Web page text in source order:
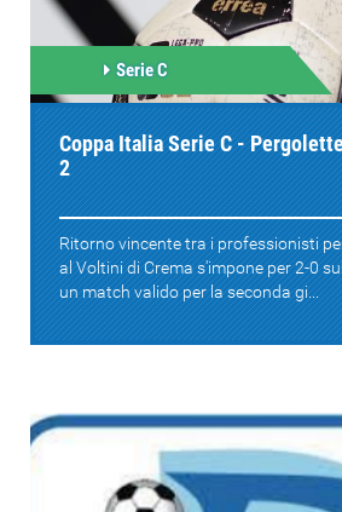
Serie C
Coppa Italia Serie C -
2
Ritorno vincente tra i professionisti
al Voltini di Crema s'impone per 2-0
un match valido per la seconda gi...